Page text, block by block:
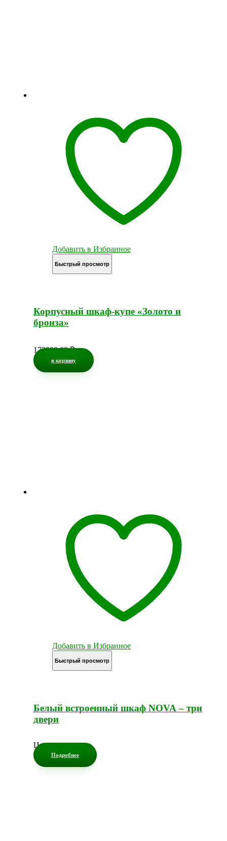
Добавить в Избранное
Быстрый просмотр
Корпусный шкаф-купе «Золото и
бронза»
172000,00₽
в корзину
Добавить в Избранное
Быстрый просмотр
Белый встроенный шкаф NOVA – три
двери
Цена по запросу
Подробнее